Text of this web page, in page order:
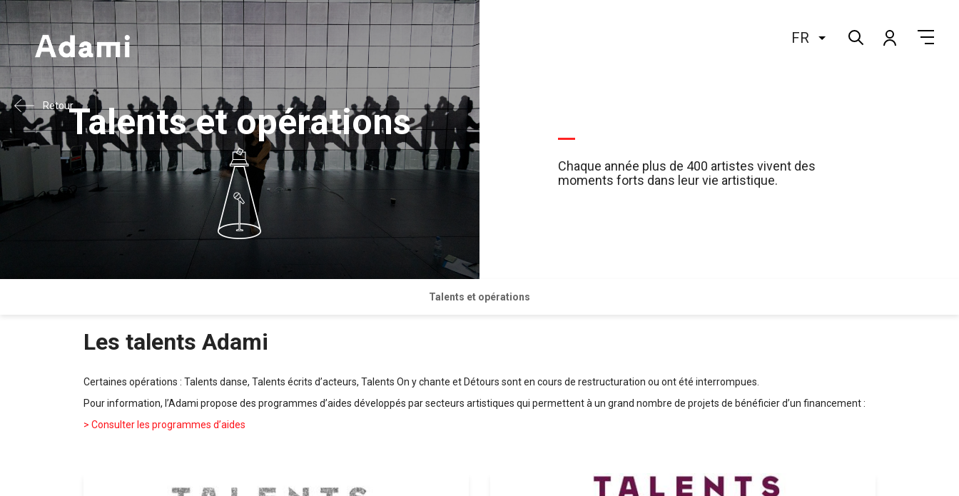
FR
RetourTalents et opérations
Chaque année plus de 400 artistes vivent des
moments forts dans leur vie artistique.
Talents et opérations
Les talents Adami
Certaines opérations : Talents danse, Talents écrits d’acteurs, Talents On y chante et Détours sont en cours de restructuration ou ont été interrompues.
Pour information, l’Adami propose des programmes d’aides développés par secteurs artistiques qui permettent à un grand nombre de projets de bénéficier d’un financement :
> Consulter les programmes d’aides